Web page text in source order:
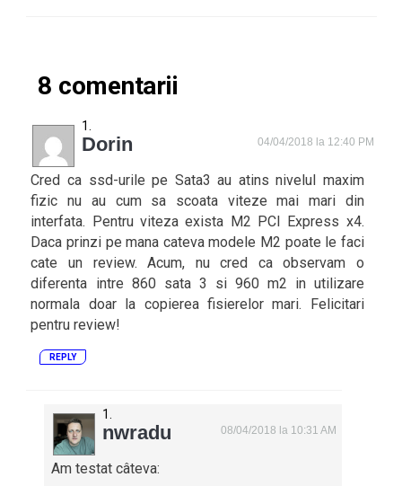
8 comentarii
Dorin 04/04/2018 la 12:40 PM
Cred ca ssd-urile pe Sata3 au atins nivelul maxim
fizic nu au cum sa scoata viteze mai mari din
interfata. Pentru viteza exista M2 PCI Express x4.
Daca prinzi pe mana cateva modele M2 poate le faci
cate un review. Acum, nu cred ca observam o
diferenta intre 860 sata 3 si 960 m2 in utilizare
normala doar la copierea fisierelor mari. Felicitari
pentru review!
REPLY
nwradu 08/04/2018 la 10:31 AM
Am testat câteva: